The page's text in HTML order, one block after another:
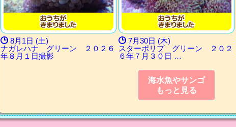
8月1日 (土)
ナガレハナ グリーン ２０２６
年８月１日撮影
7月30日 (木)
スターポリプ グリーン ２０２
６年７月３０日 …
海水魚やサンゴ
もっと見る